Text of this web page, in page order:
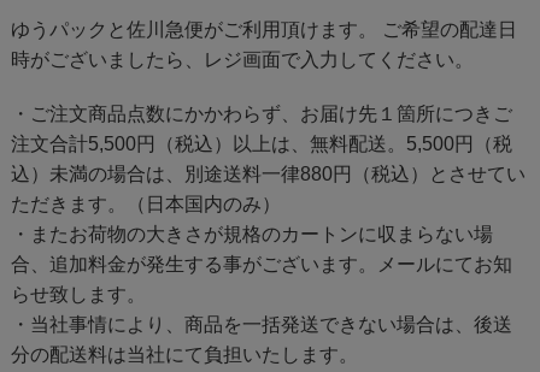
ゆうパックと佐川急便がご利用頂けます。 ご希望の配達日
時がございましたら、レジ画面で入力してください。
・ご注文商品点数にかかわらず、お届け先１箇所につきご
注文合計5,500円（税込）以上は、無料配送。5,500円（税
込）未満の場合は、別途送料一律880円（税込）とさせてい
ただきます。（日本国内のみ）
・またお荷物の大きさが規格のカートンに収まらない場
合、追加料金が発生する事がございます。メールにてお知
らせ致します。
・当社事情により、商品を一括発送できない場合は、後送
分の配送料は当社にて負担いたします。